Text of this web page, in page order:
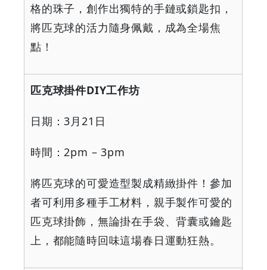
格的珠子，創作出獨特的手鏈或鎖匙扣，
將匹克球的活力隨身佩戴，成為全場焦
點！
匹克球掛件DIY工作坊
日期：3月21 日
時間：2pm – 3pm
將匹克球的可愛造型製成精緻掛件！參加
者可利用多種手工材料，親手製作可愛的
匹克球掛飾，無論掛在手袋、背囊或鑰匙
上，都能隨時回味這場春日運動狂熱。